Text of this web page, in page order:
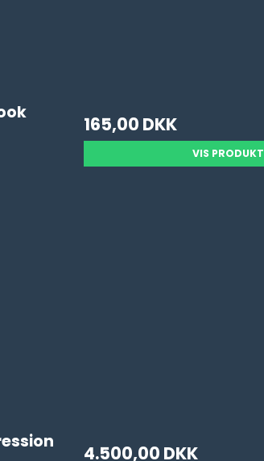
165,00 DKK
VIS PRODUKT
4.500,00 DKK